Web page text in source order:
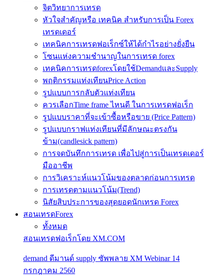
จิตวิทยาการเทรด
หัวใจสำคัญหรือ เทคนิค สำหรับการเป็น Forex
เทรดเดอร์
เทคนิคการเทรดฟอเร็กซ์ให้ได้กำไรอย่างยั่งยืน
โซนแห่งความชำนาญในการเทรด forex
เทคนิคการเทรดforexโดยใช้DemandและSupply
พฤติกรรมแท่งเทียนPrice Action
รูปแบบการกลับตัวแท่งเทียน
ควรเลือกTime frame ไหนดี ในการเทรดฟอเร็ก
รูปแบบราคาที่จะเข้าซื้อหรือขาย (Price Pattern)
รูปแบบกราฟแท่งเทียนที่มีลักษณะตรงกัน
ข้าม(candlesick pattern)
การจดบันทึกการเทรด เพื่อไปสู่การเป็นเทรดเดอร์
มืออาชีพ
การวิเคราะห์แนวโน้มของตลาดก่อนการเทรด
การเทรดตามแนวโน้ม(Trend)
นิสัยสิบประการของสุดยอดนักเทรด Forex
สอนเทรดForex
ทั้งหมด
สอนเทรดฟอเร็กโดย XM.COM
demand ดีมานด์ supply ซัพพลาย XM Webinar 14
กรกฎาคม 2560